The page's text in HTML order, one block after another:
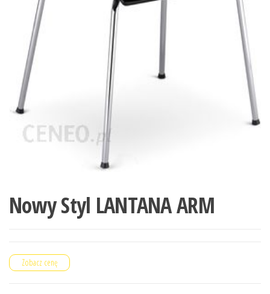
Nowy Styl LANTANA ARM
Zobacz cenę